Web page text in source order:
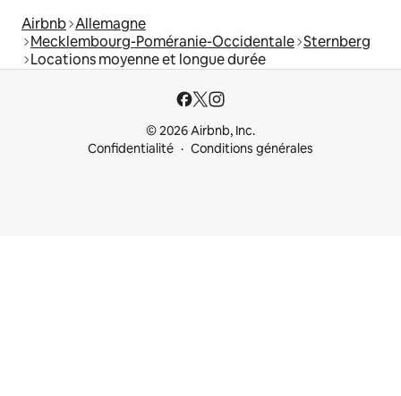
Airbnb Allemagne
Mecklembourg-Poméranie-Occidentale Sternberg
Locations moyenne et longue durée
© 2026 Airbnb, Inc.
Confidentialité
Conditions générales